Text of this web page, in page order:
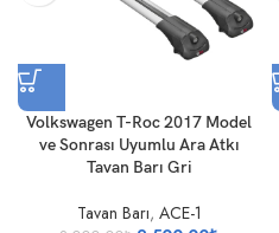
Volkswagen T-Roc 2017 Model
ve Sonrası Uyumlu Ara Atkı
Tavan Barı Gri
Tavan Barı, ACE-1